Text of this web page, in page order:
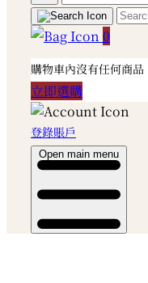
0
購物車內沒有任何商品
立即選購
登錄賬戶
Open main menu